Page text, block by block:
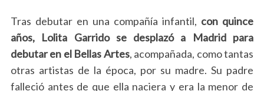
Tras debutar en una compañía infantil, con quince
años, Lolita Garrido se desplazó a Madrid para
debutar en el Bellas Artes, acompañada, como tantas
otras artistas de la época, por su madre. Su padre
falleció antes de que ella naciera y era la menor de
h
r